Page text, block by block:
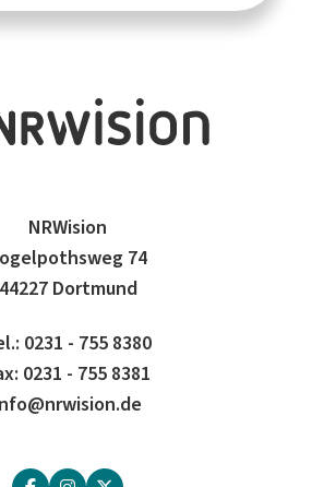
NRWision
74
44227 Dortmund
0231 - 755 8380
0231 - 755 8381